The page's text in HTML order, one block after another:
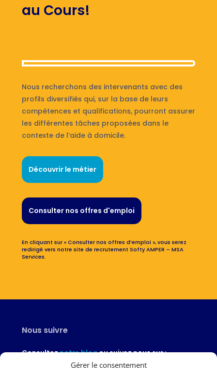
Gérer le consentement
au Cours!
Nous recherchons des intervenants avec des
profils diversifiés qui, sur la base de leurs
compétences et qualifications, pourront assurer
les différentes tâches proposées dans le
contexte de l’aide à domicile.
Découvrir le métier
Consulter nos offres d'emploi
En cliquant sur « Consulter nos offres d’emploi », vous serez
redirigé vers notre site de recrutement Softy AMPER – MSA
Services.
Nous suivre
Consulteznotre blogou suivez nous sur :